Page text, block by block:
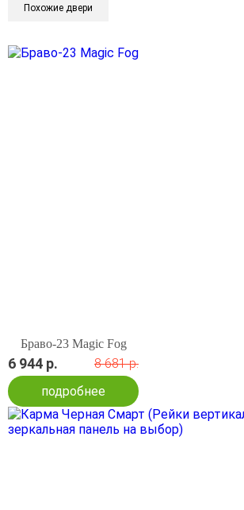
Похожие двери
Браво-23 Magic Fog
6 944 р.
8 681 р.
подробнее